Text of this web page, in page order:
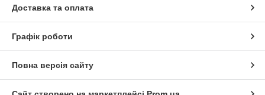
Доставка та оплата
Графік роботи
Повна версія сайту